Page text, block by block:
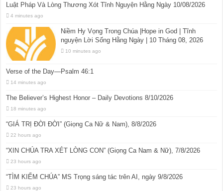
Luật Pháp Và Lòng Thương Xót Tĩnh Nguyện Hằng Ngày 10/08/2026
4 minutes ago
Niềm Hy Vọng Trong Chúa |Hope in God | Tĩnh
nguyện Lời Sống Hằng Ngày | 10 Tháng 08, 2026
10 minutes ago
Verse of the Day—Psalm 46:1
14 minutes ago
The Believer’s Highest Honor – Daily Devotions 8/10/2026
18 minutes ago
“GIÁ TRỊ ĐỜI ĐỜI” (Giọng Ca Nữ & Nam), 8/8/2026
22 hours ago
“XIN CHÚA TRA XÉT LÒNG CON” (Giọng Ca Nam & Nữ), 7/8/2026
23 hours ago
“TÌM KIẾM CHÚA” MS Trọng sáng tác trên AI, ngày 9/8/2026
23 hours ago